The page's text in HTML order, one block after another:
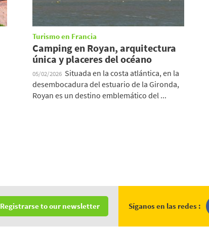
Turismo en Francia
Camping en Royan, arquitectura
única y placeres del océano
05/02/2026 Situada en la costa atlántica, en la
desembocadura del estuario de la Gironda,
Royan es un destino emblemático del ...
Registrarse to our newsletter Síganos en las redes :